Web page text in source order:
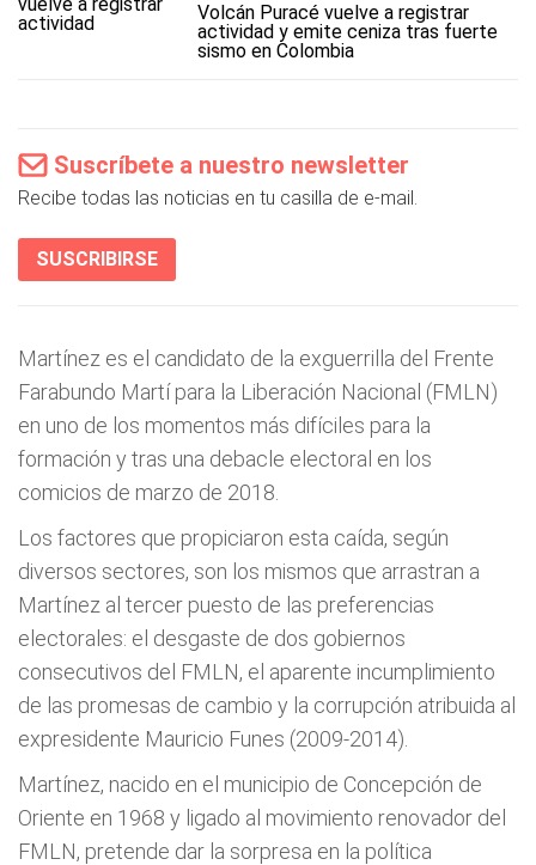
Volcán Puracé vuelve a registrar
actividad y emite ceniza tras fuerte
sismo en Colombia
Suscríbete a nuestro newsletter
Recibe todas las noticias en tu casilla de e-mail.
SUSCRIBIRSE
Martínez es el candidato de la exguerrilla del Frente
Farabundo Martí para la Liberación Nacional (FMLN)
en uno de los momentos más difíciles para la
formación y tras una debacle electoral en los
comicios de marzo de 2018.
Los factores que propiciaron esta caída, según
diversos sectores, son los mismos que arrastran a
Martínez al tercer puesto de las preferencias
electorales: el desgaste de dos gobiernos
consecutivos del FMLN, el aparente incumplimiento
de las promesas de cambio y la corrupción atribuida al
expresidente Mauricio Funes (2009-2014).
Martínez, nacido en el municipio de Concepción de
Oriente en 1968 y ligado al movimiento renovador del
FMLN, pretende dar la sorpresa en la política